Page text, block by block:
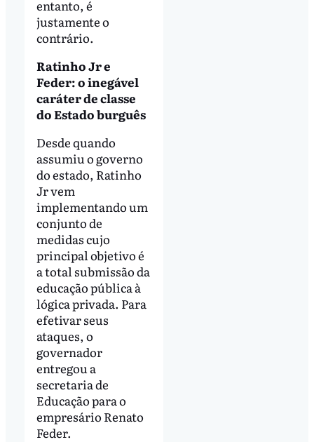
entanto, é
justamente o
contrário.
Ratinho Jr e
Feder: o inegável
caráter de classe
do Estado burguês
Desde quando
assumiu o governo
do estado, Ratinho
Jr vem
implementando um
conjunto de
medidas cujo
principal objetivo é
a total submissão da
educação pública à
lógica privada. Para
efetivar seus
ataques, o
governador
entregou a
secretaria de
Educação para o
empresário Renato
Feder.